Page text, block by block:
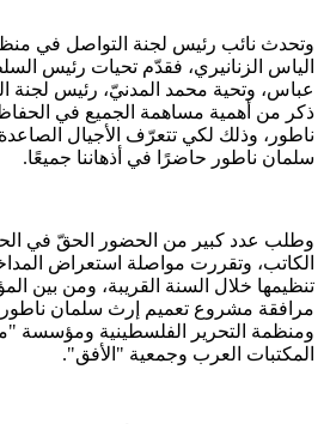
وتحدث نائب رئيس لجنة التواصل في
الياس الزنانيري، فقدّم تحيات رئيس
عباس، وتحية محمد المدنيّ، رئيس لجنة
ذكر من أهمية مساهمة الجميع في
ناطور، وذلك لكي تتعرّف الأجيال
سلمان ناطور حاضرًا في أذهاننا جميعًا.
وطلب عدد كبير من الحضور الحقّ في
الكاتب، وتقررت مواصلة استعراض
تنظيمها خلال السنة القريبة، ومن بين
مرافقة مشروع تعميم إرث سلمان ناطور:
ومنظمة التحرير الفلسطينية ومؤسسة
المكتبات العرب وجمعية "الأفق".